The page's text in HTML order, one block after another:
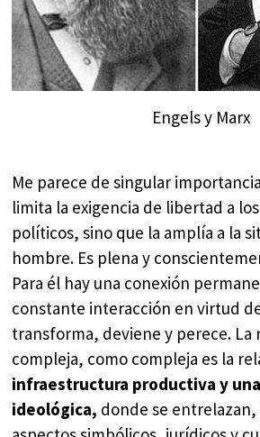
Engels y Marx
Me parece de singular
limita la exigencia de libertad a
políticos, sino que la amplía a la
hombre. Es plena y
Para él hay una conexión
constante interacción en virtud
transforma, deviene y perece. La
compleja, como compleja es la
infraestructura productiva y
ideológica, donde se